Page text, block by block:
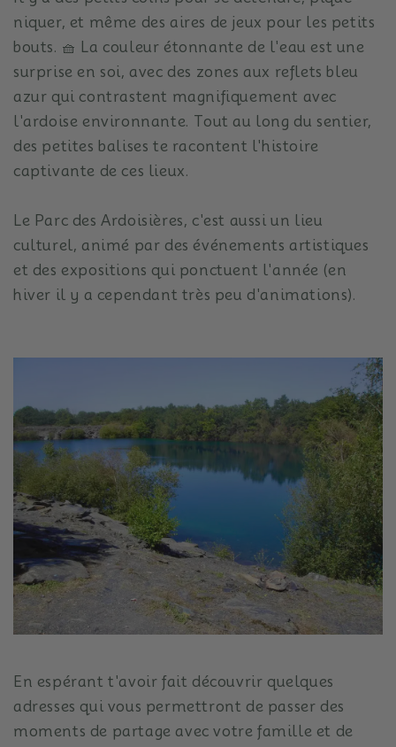
niquer, et même des aires de jeux pour les petits
bouts. 🧺 La couleur étonnante de l'eau est une
surprise en soi, avec des zones aux reflets bleu
azur qui contrastent magnifiquement avec
l'ardoise environnante. Tout au long du sentier,
des petites balises te racontent l'histoire
captivante de ces lieux.
Le Parc des Ardoisières, c'est aussi un lieu
culturel, animé par des événements artistiques
et des expositions qui ponctuent l'année (en
hiver il y a cependant très peu d'animations).
En espérant t'avoir fait découvrir quelques
adresses qui vous permettront de passer des
moments de partage avec votre famille et de